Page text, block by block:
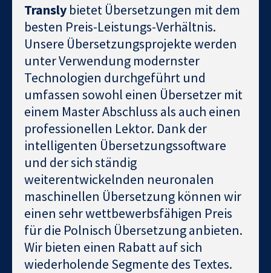
Transly bietet Übersetzungen mit dem
besten Preis-Leistungs-Verhältnis.
Unsere Übersetzungsprojekte werden
unter Verwendung modernster
Technologien durchgeführt und
umfassen sowohl einen Übersetzer mit
einem Master Abschluss als auch einen
professionellen Lektor. Dank der
intelligenten Übersetzungssoftware
und der sich ständig
weiterentwickelnden neuronalen
maschinellen Übersetzung können wir
einen sehr wettbewerbsfähigen Preis
für die Polnisch Übersetzung anbieten.
Wir bieten einen Rabatt auf sich
wiederholende Segmente des Textes.